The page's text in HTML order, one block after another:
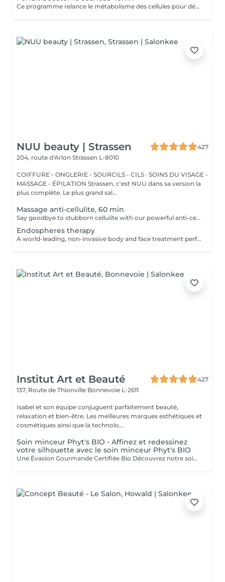
Ce programme relance le métabolisme des cellules pour déstocker les graisses résistantes, lisser la cellulite et raffermir la peau. Cure à raison de 2 soins endermologie corps par semaine pendant 5 semaines .
NUU beauty | Strassen
427
204, route d'Arlon Strassen L-8010
COIFFURE - ONGLERIE - SOURCILS - CILS · SOINS DU VISAGE -
MASSAGE - ÉPILATION Strassen, c'est NUU dans sa version la
plus complète. Le plus grand sal...
Massage anti-cellulite, 60 min
Say goodbye to stubborn cellulite with our powerful anti-cellulite massage! This intensive treatment uses firm, targeted techniques to stimulate circulation, break down fat deposits, and smooth the skin's texture. By enhancing lymphatic flow and increasing metabolism, it visibly reduces the appearance of dimples and improves overall skin tone. Ideal as part of a body contouring plan. Age restrictions: recommended to do from 16 years. Post procedure recommendations: do not do sport and any sharp movements for 2-3 hours after the procedure. Frequency: 2-3 times per week, 10 times in total. Repeat once in 3-6 months.
Endospheres therapy
A world-leading, non-invasive body and face treatment performed using the original 3rd-generation Endospheres® technology one of the most advanced solutions on the market for sculpting, drainage, and skin firming. This Italian medical technology combines microvibration, deep lymphatic drainage, and muscle stimulation to deliver visible results from the very first session. Why Endospheres® at NUU: Original 3rd-generation Endospheres® device · Authentic Italian technology · Instant lightness, firmness, and contouring · Safe, natural, and highly effective · No downtime Key benefits: Reduces cellulite and water retention Improves blood and lymphatic circulation Firms and tightens the skin Relieves muscle tension and heaviness Stimulates collagen and natural glow A.F.T. (Abdominal Fat Treatment) Advanced thermal and vacuum technology designed to activate fat metabolism, enhance lymphatic drainage, and sculpt the abdominal area safely and comfortably. Recommended from: 18+ Post-care: No downtime Frequency: Course recommended for optimal results Results are visible and progressive with regular sessions.
Institut Art et Beauté
427
137, Route de Thionville Bonnevoie L-2611
Isabel et son équipe conjuguent parfaitement beauté,
relaxation et bien-être. Les meilleures marques esthétiques et
cosmétiques ainsi que la technolo...
Soin minceur Phyt's BIO - Affinez et redessinez
votre silhouette avec le soin minceur Phyt's BIO
Une Évasion Gourmande Certifiée Bio Découvrez notre soin Escapade Gourmande, une véritable évasion sensorielle certifiée bio par PHYT'S, alliant douceur et plaisir pour un moment de détente absolu. Gommage au Coco : Exfoliation Douce : La pulpe de coco élimine délicatement les cellules mortes, révélant une peau douce et lisse. Sublimation de la Peau : Ce gommage sublime votre teint pour un éclat naturel et rafraîchissant. Enveloppement au Beurre de Karité : Hydratation Intense : Le beurre de karité fond sur votre corps, offrant une hydratation profonde et nourrissante. Relaxation Profonde : Ce modelage bien-être procure une relaxation totale et un confort inégalé. Enveloppement au Cacao : Éveil des Sens : Le cacao enveloppe votre peau d'une chaleur parfumée, éveillant vos sens et prolongeant la sensation de bien-être. Plaisir Gourmand : Le parfum envoûtant du cacao ajoute une touche de gourmandise à votre expérience. Une Évasion Sensorielle Unique : Ce soin est une véritable aventure sensorielle, offrant bien-être et plaisir à chaque étape. Ingrédients Bio : Profitez des bienfaits de la nature avec des ingrédients certifiés bio, tout en respectant l'environnement. Un Moment de Pure Indulgence un moment rien que pour vous où le stress et les tensions fondent comme neige au soleil. Vous méritez ce moment de luxe et de bien-être. venez vivre cette escapade gourmande inoubliable. Esthéticiennes Fatima Lisette Carla Marie Francesca Mirza